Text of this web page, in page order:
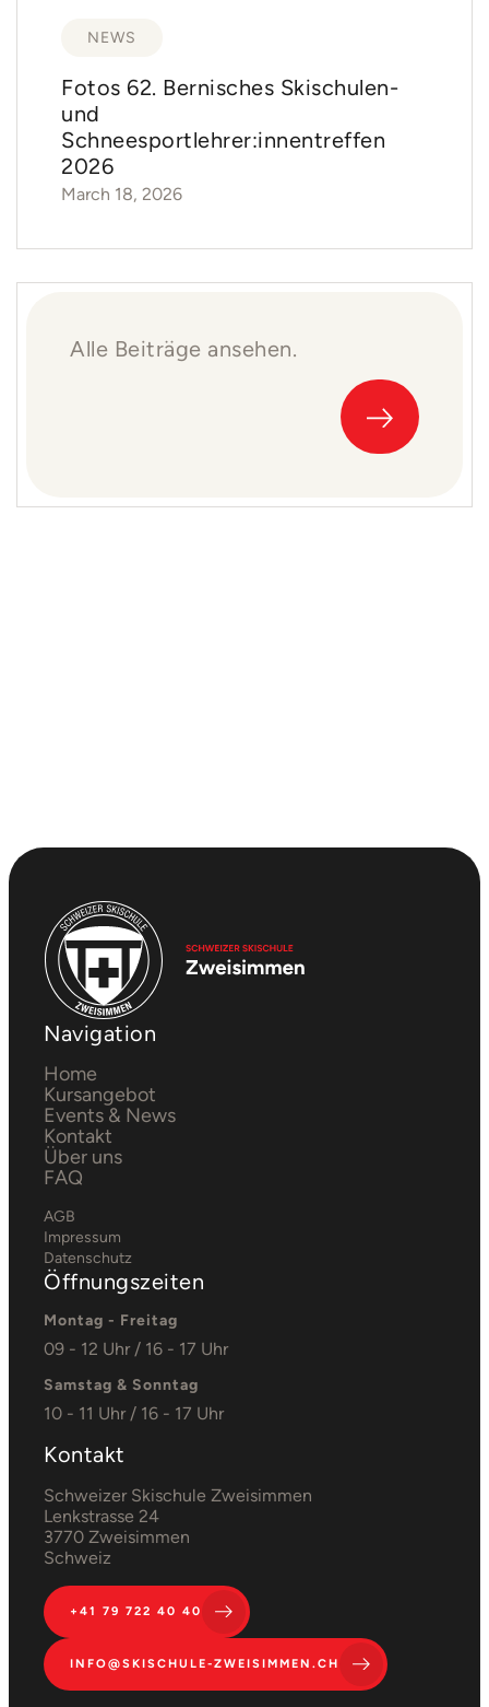
NEWS
Fotos 62. Bernisches Skischulen-
und
Schneesportlehrer:innentreffen
2026
March 18, 2026
Alle Beiträge ansehen.
Navigation
Home
Kursangebot
Events & News
Kontakt
Über uns
FAQ
AGB
Impressum
Datenschutz
Öffnungszeiten
Montag - Freitag
09 - 12 Uhr / 16 - 17 Uhr
Samstag & Sonntag
10 - 11 Uhr / 16 - 17 Uhr
Kontakt
Schweizer Skischule Zweisimmen
Lenkstrasse 24
3770 Zweisimmen
Schweiz
+41 79 722 40 40
INFO@SKISCHULE-ZWEISIMMEN.CH